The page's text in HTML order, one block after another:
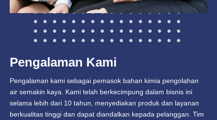
Pengalaman Kami
Pengalaman kami sebagai pemasok bahan kimia pengolahan
air semakin kaya. Kami telah berkecimpung dalam bisnis ini
selama lebih dari 10 tahun, menyediakan produk dan layanan
berkualitas tinggi dan dapat diandalkan kepada pelanggan. Tim